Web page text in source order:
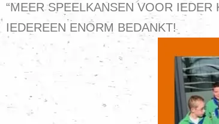
“MEER SPEELKANSEN VOOR IEDER
IEDEREEN ENORM BEDANKT!